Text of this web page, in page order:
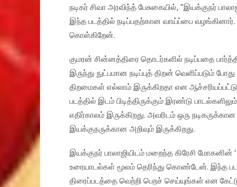
நடிகர் சிவா அரவிந்த் பேசுகையில்,
இந்த படத்தில் நடிப்பதற்கான வாய்ப்பை
கொள்கிறேன்.
குமரன் சின்னத்திரை தொடர்களில் நடிப்பதை
இருந்து நுட்பமான நடிப்புத் திறன் வெளிப்படும்
திறமைகள் எல்லாம் இருக்கிறதா என
படத்தில் இடம் பிடித்திருக்கும் இரண்டு
எதிர்காலம் இருக்கிறது. அவரிடம் ஒரு
இயக்குநருக்கான அறிவும் இருக்கிறது.
இயக்குநர் பாலாஜியிடம் மறைந்த கிரேசி
உரையாடல்கள் மூலம் தெரிந்து கொண்டேன். இந்த
திரைப்படத்தை வெற்றி பெறச் செய்யுங்கள் என